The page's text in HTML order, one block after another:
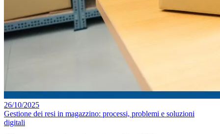
26/10/2025
Gestione dei resi in magazzino: processi, problemi e soluzioni
digitali